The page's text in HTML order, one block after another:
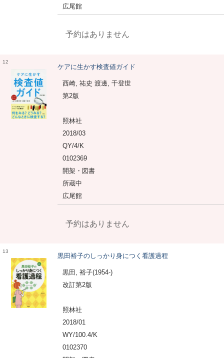
広尾館
予約はありません
12
ケアに生かす検査値ガイド
西崎, 祐史 渡邊, 千登世
第2版
照林社
2018/03
QY/4/K
0102369
開架・図書
所蔵中
広尾館
予約はありません
13
黒田裕子のしっかり身につく看護過程
黒田, 裕子(1954-)
改訂第2版
照林社
2018/01
WY/100.4/K
0102370